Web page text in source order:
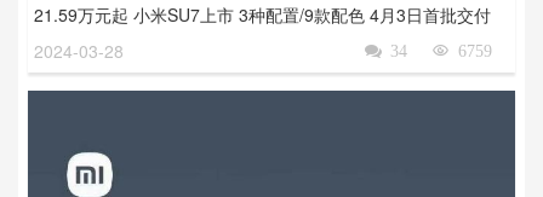
21.59万元起 小米SU7上市 3种配置/9款配色 4月3日首批交付
2024-03-28
6759

34
